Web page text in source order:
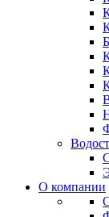
О компании